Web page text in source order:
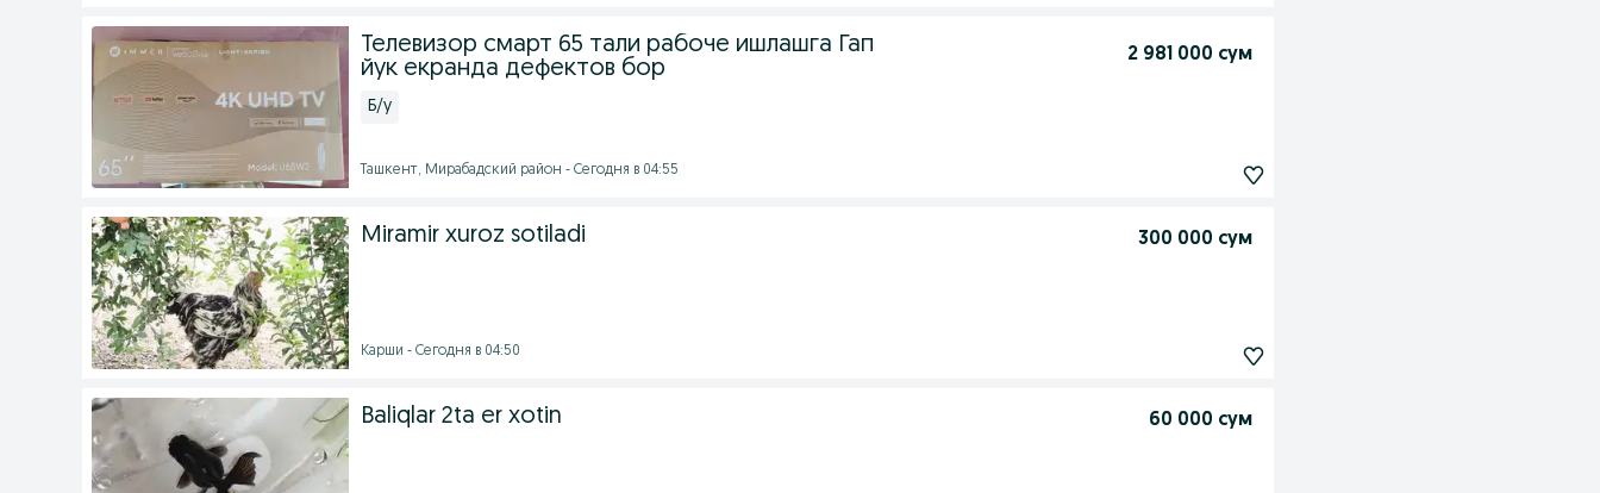
Телевизор смарт 65 тали рабоче ишлашга Гап
йук екранда дефектов бор
2 981 000 сум
Б/у
Ташкент, Мирабадский район - Сегодня в 04:55
Miramir xuroz sotiladi 300 000 сум
Карши - Сегодня в 04:50
Baliqlar 2ta er xotin 60 000 сум